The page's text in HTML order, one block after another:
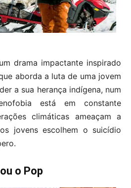
drama impactante inspirado
aborda a luta de uma jovem
a sua herança indígena, num
está em constante
climáticas ameaçam a
jovens escolhem o suicídio
o Pop